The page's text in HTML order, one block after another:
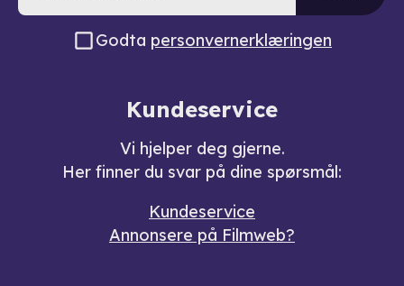
Godta personvernerklæringen
Kundeservice
Vi hjelper deg gjerne.
Her finner du svar på dine spørsmål:
Kundeservice
Annonsere på Filmweb?